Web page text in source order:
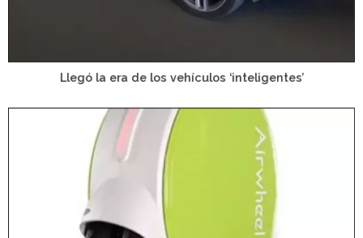
Llegó la era de los vehículos ‘inteligentes’